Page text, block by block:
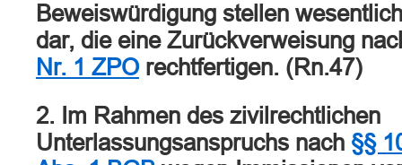
Beweiswürdigung stellen
dar, die eine Zurückverweisung
Nr. 1 ZPOrechtfertigen. (Rn.47)
2. Im Rahmen des zivilrechtlichen
Unterlassungsanspruchs nach §§